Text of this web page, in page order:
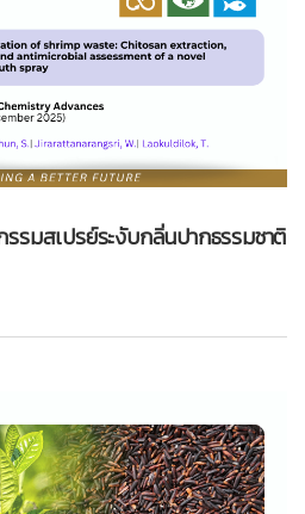
รมสเปรย์ระงับกลิ่นปากธรรมชาติ